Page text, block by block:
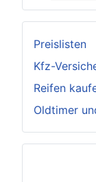
Preislisten
Kfz-
Reifen
Oldtimer